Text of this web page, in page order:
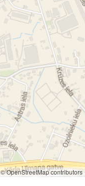
© OpenStreetMap contributors